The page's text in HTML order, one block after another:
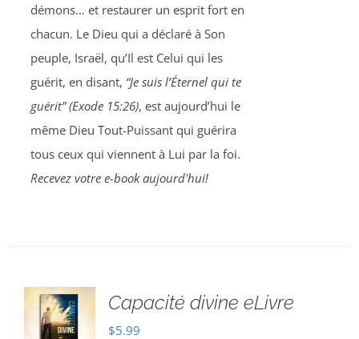
démons… et restaurer un esprit fort en
chacun. Le Dieu qui a déclaré à Son
peuple, Israël, qu’Il est Celui qui les
guérit, en disant, “Je suis l’Éternel qui te
guérit” (Exode 15:26), est aujourd’hui le
même Dieu Tout-Puissant qui guérira
tous ceux qui viennent à Lui par la foi.
Recevez votre e-book aujourd'hui!
Capacité divine eLivre
$5.99